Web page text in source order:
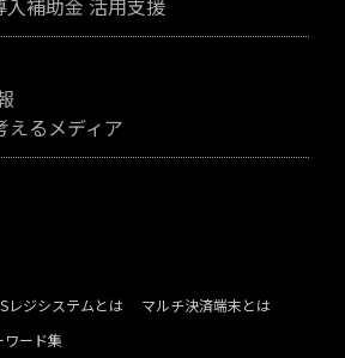
補助金 活用支援
えるメディア
レジシステムとは
マルチ決済端末とは
ード集